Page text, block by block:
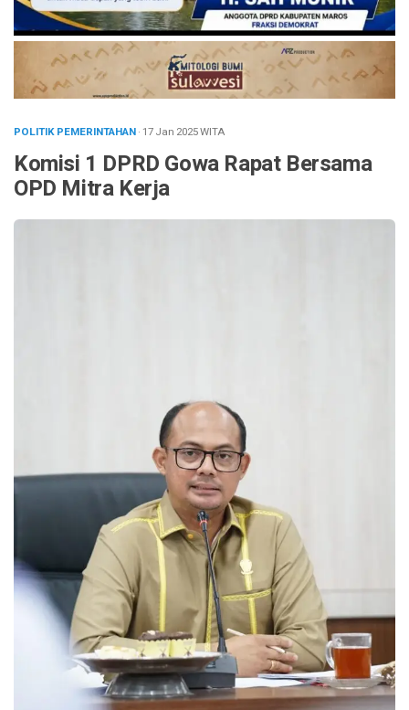
POLITIK PEMERINTAHAN· 17 Jan 2025WITA
Komisi 1 DPRD Gowa Rapat Bersama
OPD Mitra Kerja